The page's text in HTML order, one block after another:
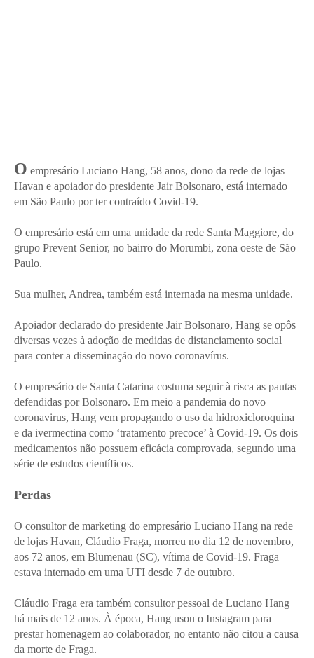
O empresário Luciano Hang, 58 anos, dono da rede de lojas
Havan e apoiador do presidente Jair Bolsonaro, está internado
em São Paulo por ter contraído Covid-19.
O empresário está em uma unidade da rede Santa Maggiore, do
grupo Prevent Senior, no bairro do Morumbi, zona oeste de São
Paulo.
Sua mulher, Andrea, também está internada na mesma unidade.
Apoiador declarado do presidente Jair Bolsonaro, Hang se opôs
diversas vezes à adoção de medidas de distanciamento social
para conter a disseminação do novo coronavírus.
O empresário de Santa Catarina costuma seguir à risca as pautas
defendidas por Bolsonaro. Em meio a pandemia do novo
coronavirus, Hang vem propagando o uso da hidroxicloroquina
e da ivermectina como ‘tratamento precoce’ à Covid-19. Os dois
medicamentos não possuem eficácia comprovada, segundo uma
série de estudos científicos.
Perdas
O consultor de marketing do empresário Luciano Hang na rede
de lojas Havan, Cláudio Fraga, morreu no dia 12 de novembro,
aos 72 anos, em Blumenau (SC), vítima de Covid-19. Fraga
estava internado em uma UTI desde 7 de outubro.
Cláudio Fraga era também consultor pessoal de Luciano Hang
há mais de 12 anos. À época, Hang usou o Instagram para
prestar homenagem ao colaborador, no entanto não citou a causa
da morte de Fraga.